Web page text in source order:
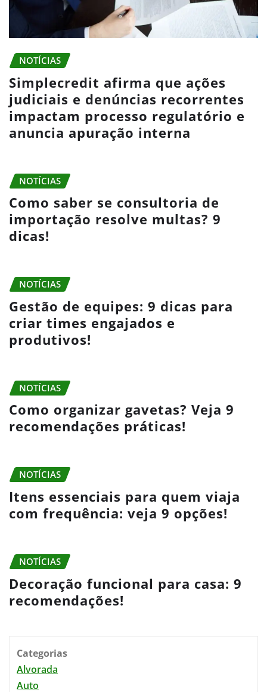
NOTÍCIAS
Simplecredit afirma que ações
judiciais e denúncias recorrentes
impactam processo regulatório e
anuncia apuração interna
NOTÍCIAS
Como saber se consultoria de
importação resolve multas? 9
dicas!
NOTÍCIAS
Gestão de equipes: 9 dicas para
criar times engajados e
produtivos!
NOTÍCIAS
Como organizar gavetas? Veja 9
recomendações práticas!
NOTÍCIAS
Itens essenciais para quem viaja
com frequência: veja 9 opções!
NOTÍCIAS
Decoração funcional para casa: 9
recomendações!
Categorias
Alvorada
Auto